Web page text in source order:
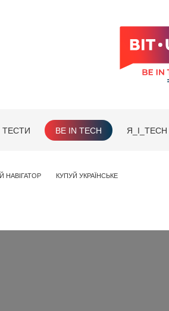
ТЕСТИ BE IN TECH Я_І_TECH
НАВІГАТОР КУПУЙ УКРАЇНСЬКЕ